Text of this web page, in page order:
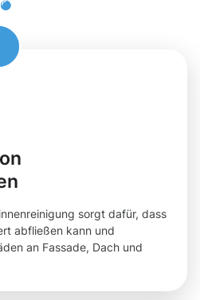
sorgt dafür, dass
abfließen kann und
an Fassade, Dach und